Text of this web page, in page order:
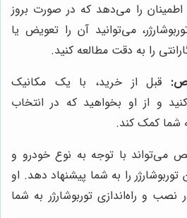
اطمینان را می‌دهد که در صورت بروز
می‌توانید آن را تعویض یا
را به دقت مطالعه کنید.
قبل از خرید، با یک مکانیک
و از او بخواهید که در انتخاب
شما کمک کند.
با توجه به نوع خودرو و
توربوشارژر را به شما پیشنهاد دهد. او
و راه‌اندازی توربوشارژر به شما